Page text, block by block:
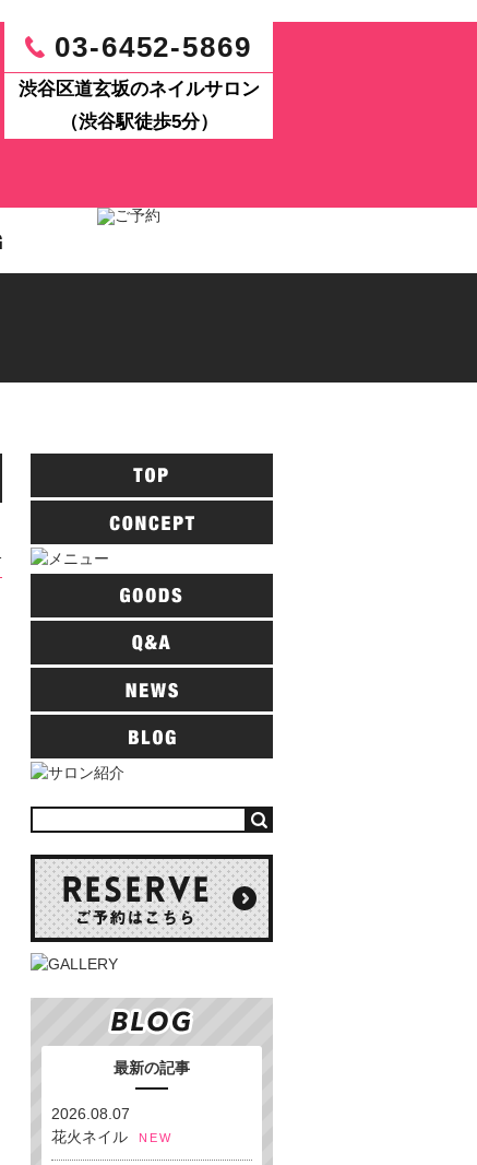
03-6452-5869
渋谷区道玄坂のネイルサロン
（渋谷駅徒歩5分）
パワーアップ！
最新の記事
2026.08.07
花火ネイル
NEW